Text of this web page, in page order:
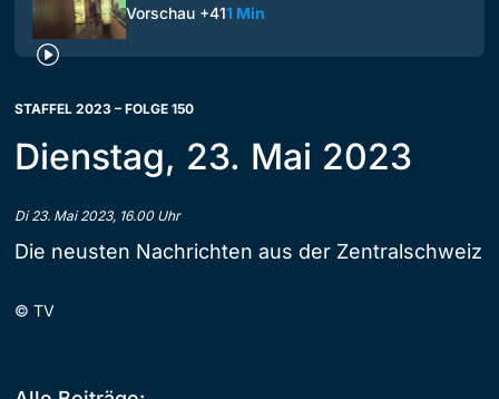
Vorschau +411 Min
STAFFEL 2023 – FOLGE 150
Dienstag, 23. Mai 2023
Di 23. Mai 2023, 16.00 Uhr
Die neusten Nachrichten aus der Zentralschweiz
© TV